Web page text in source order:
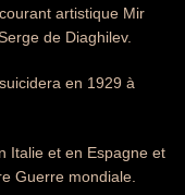
artistique Mir
de Diaghilev.
en 1929 à
Italie et en Espagne et
Guerre mondiale.